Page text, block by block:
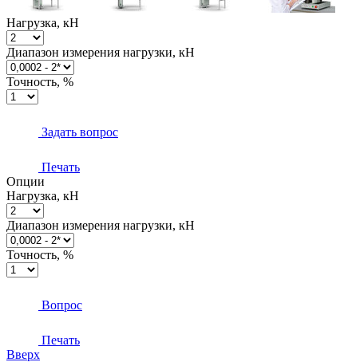
Нагрузка, кН
Диапазон измерения нагрузки, кН
Точность, %
Задать вопрос
Печать
Опции
Нагрузка, кН
Диапазон измерения нагрузки, кН
Точность, %
Вопрос
Печать
Вверх